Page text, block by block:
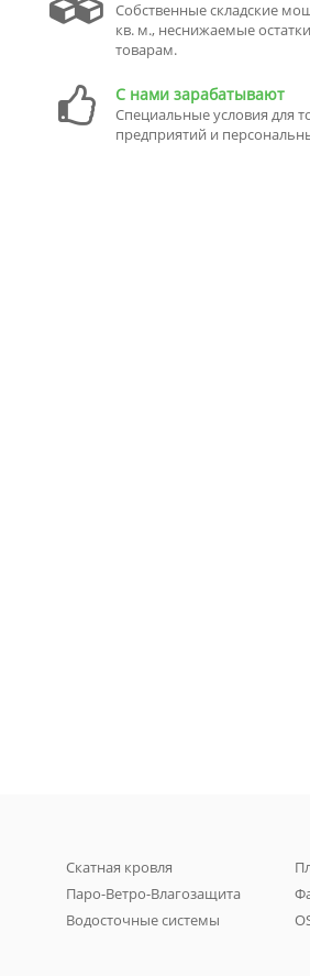
Собственные складские
кв. м., неснижаемые
товарам.
С нами зарабатывают
Специальные условия для
предприятий и
Скатная кровля
Паро-Ветро-Влагозащита
Водосточные системы